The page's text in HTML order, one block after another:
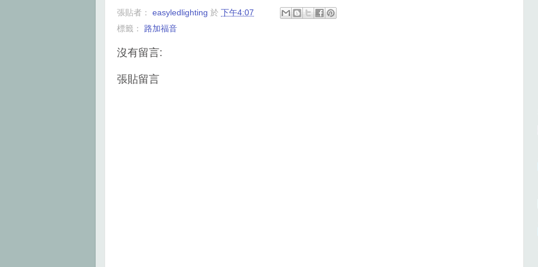
e
o
k
t
e
t
r
張貼者： easyledlighting 於 下午4:07
標籤： 路加福音
沒有留言:
張貼留言